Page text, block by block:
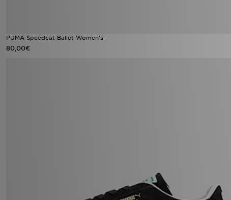
PUMA Speedcat Ballet Women's
80,00€